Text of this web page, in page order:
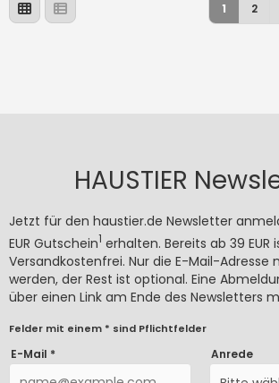
1 2
HAUSTIER
Jetzt für den haustier.de Newsletter
EUR Gutschein1 erhalten. Bereits ab 39 EUR
Versandkostenfrei. Nur die E-Mail-Adresse
werden, der Rest ist optional. Eine
über einen Link am Ende des Newsletters
Felder mit einem * sind Pflichtfelder
E-Mail * Anrede